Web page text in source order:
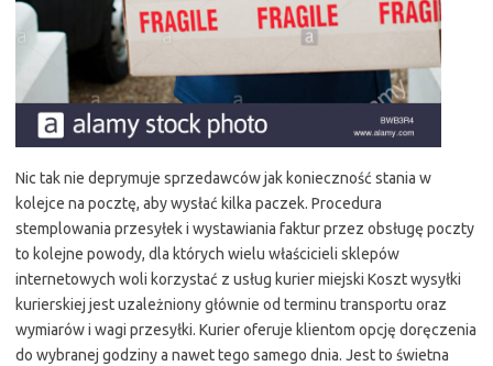
Nic tak nie deprymuje sprzedawców jak konieczność stania w
kolejce na pocztę, aby wysłać kilka paczek. Procedura
stemplowania przesyłek i wystawiania faktur przez obsługę poczty
to kolejne powody, dla których wielu właścicieli sklepów
internetowych woli korzystać z usług kurier miejski Koszt wysyłki
kurierskiej jest uzależniony głównie od terminu transportu oraz
wymiarów i wagi przesyłki. Kurier oferuje klientom opcję doręczenia
do wybranej godziny a nawet tego samego dnia. Jest to świetna